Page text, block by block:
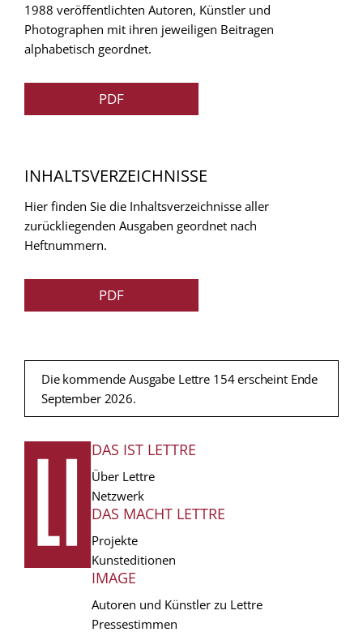
1988 veröffentlichten Autoren, Künstler und
Photographen mit ihren jeweiligen Beitragen
alphabetisch geordnet.
PDF
INHALTSVERZEICHNISSE
Hier finden Sie die Inhaltsverzeichnisse aller
zurückliegenden Ausgaben geordnet nach
Heftnummern.
PDF
Die kommende Ausgabe Lettre 154 erscheint Ende
September 2026.
FUSSZEILE
DAS IST LETTRE
Über Lettre
Netzwerk
DAS MACHT LETTRE
Projekte
Kunsteditionen
IMAGE
Autoren und Künstler zu Lettre
Pressestimmen